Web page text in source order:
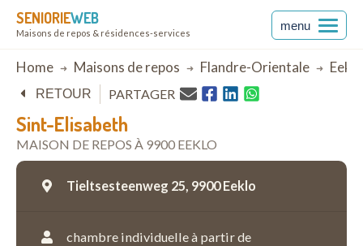
SENIORIEWEB
Maisons de repos & résidences-services
menu
Breadcrumb
Home Maisons de repos Flandre-Orientale Eeklo
Sint-Elisabeth
MAISON DE REPOS À 9900 EEKLO
RETOUR PARTAGER
Tieltsesteenweg 25, 9900 Eeklo
chambre individuelle à partir de